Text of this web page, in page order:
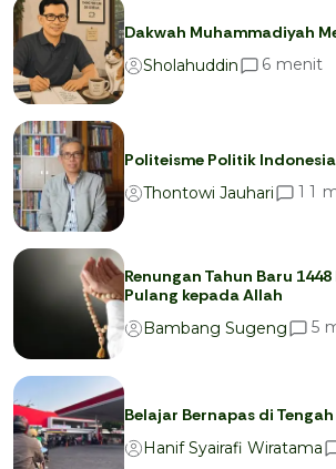
Dakwah Muhammadiyah
Sholahuddin
6 menit
Politeisme Politik Indonesia
Thontowi Jauhari
1 1
Renungan Tahun Baru
Pulang kepada Allah
Bambang Sugeng
5
Belajar Bernapas di Tengah
Hanif Syairafi Wiratama